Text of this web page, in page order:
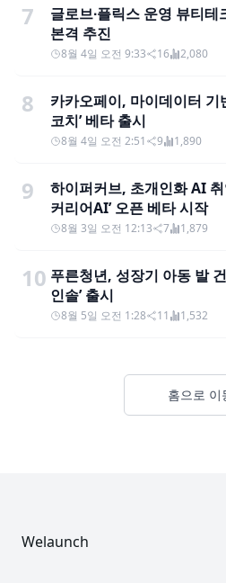
7
글로브∙플릭스 운영 뷰티
본격 추진
8월 4일 오전 9:33 16 2,080
8
카카오페이, 마이데이터 기
코치’ 베타 출시
8월 4일 오전 2:51 9 1,890
9
하이퍼커브, 초개인화 AI
커리어AI’ 오픈 베타 시작
8월 3일 오전 12:13 7 1,879
10 푸른청년, 성장기 아동 발
인솔’ 출시
8월 5일 오전 1:28 11 1,532
홈으로 이
Welaunch